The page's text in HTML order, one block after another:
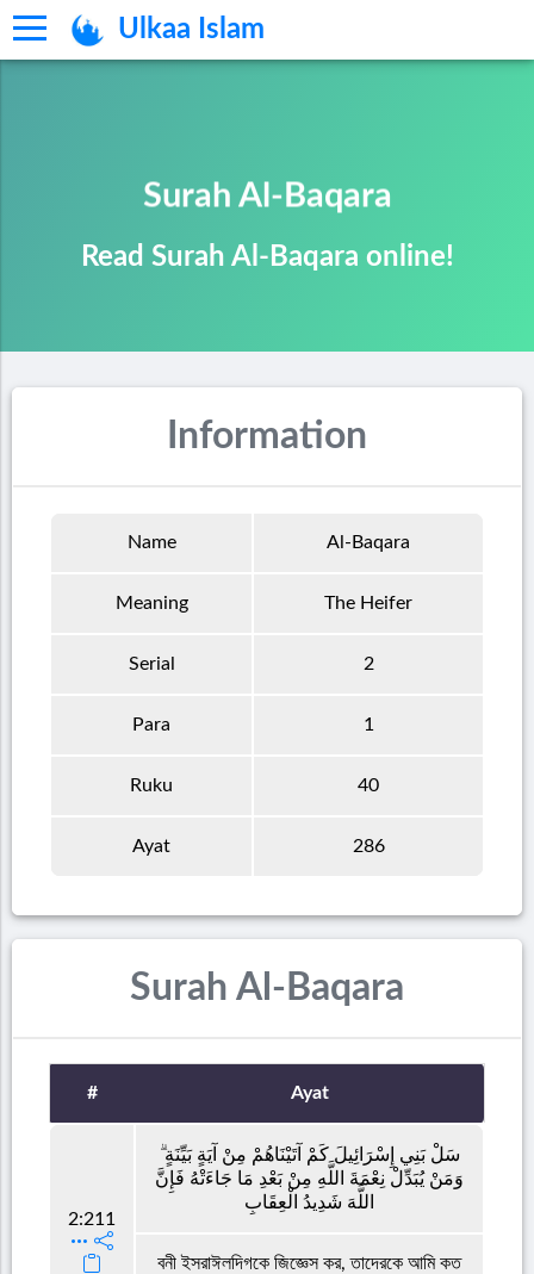
Ulkaa Islam
Surah Al-Baqara
Read Surah Al-Baqara online!
Information
Name Al-Baqara
Meaning The Heifer
Serial 2
Para 1
Ruku 40
Ayat 286
Surah Al-Baqara
# Ayat
2:211
سَلْ بَنِي إِسْرَائِيلَ كَمْ آتَيْنَاهُمْ مِنْ آيَةٍ بَيِّنَةٍ ۗ
وَمَنْ يُبَدِّلْ نِعْمَةَ اللَّهِ مِنْ بَعْدِ مَا جَاءَتْهُ فَإِنَّ
اللَّهَ شَدِيدُ الْعِقَابِ
বনী ইসরাঈলদিগকে জিজ্ঞেস কর, তাদেরকে আমি কত